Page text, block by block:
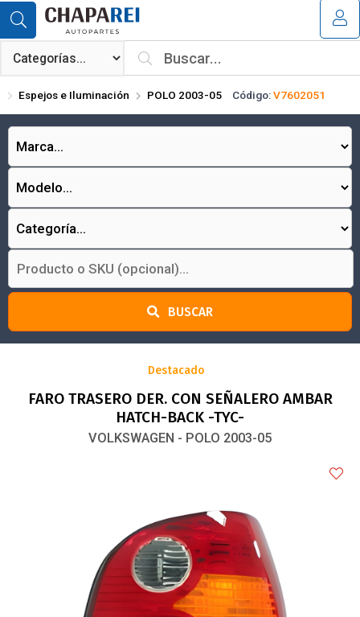
Compartir por email
¿Tienes cupón de descuento?
Espejos e Iluminación POLO 2003-05 Código:V7602051
BUSCAR
Destacado
FARO TRASERO DER. CON SEÑALERO AMBAR
HATCH-BACK -TYC-
VOLKSWAGEN - POLO 2003-05